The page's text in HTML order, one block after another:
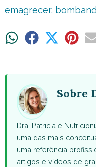
emagrecer,
ShareShare Share
Sobre
Dra. Patricia é
uma das mais
uma referência
artigos e vídeos de